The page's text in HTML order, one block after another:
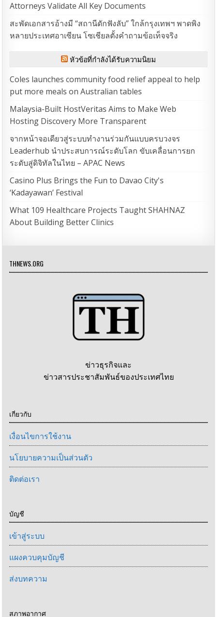
Attorneys Validate All Key Documents
สะพัดเอกสารอ้างมี “สถานีดักฟังลับ” ใกล้กรุงเทพฯ พาดพิง
หลายประเทศอาเซียน โซเชียลตั้งคำถามข้อเท็จจริง
หัวข้อที่กำลังได้รับความนิยม
Coles launches community food relief appeal to help
put more meals on Australian tables
Malaysia-Built HostVeritas Aims to Make Web
Hosting Discovery More Transparent
จากหน้าจอเดียวสู่ระบบทำงานร่วมกันแบบครบวงจร
Leaderhub นำประสบการณ์ระดับโลก ขับเคลื่อนการยก
ระดับสู่ดิจิทัลในไทย – APAC News
Casino Plus Brings the Fun to Davao City's
‘Kadayawan’ Festival
What 109 Healthcare Projects Taught SHAHNAZ
About Building Better Clinics
THNEWS.ORG
ข่าวธุรกิจและ
ข่าวสารประชาสัมพันธ์ของประเทศไทย
เกี่ยวกับ
เงื่อนไขการใช้งาน
นโยบายความเป็นส่วนตัว
ติดต่อเรา
บัญชี
เข้าสู่ระบบ
แผงควบคุมบัญชี
ส่งบทความ
สภาพอากาศ